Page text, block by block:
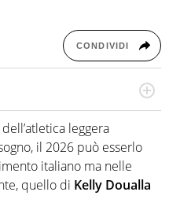
CONDIVIDI
baseball e la capacità
leggera
il 2026 può esserlo
italiano ma nelle
quello di Kelly Doualla